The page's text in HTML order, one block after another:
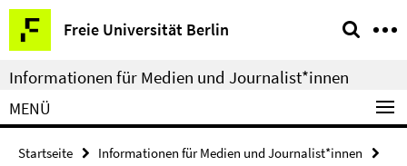
Springe
direkt
zu
Inhalt
Freie Universität Berlin
Service-
Navigation
Informationen für Medien und Journalist*innen
MENÜ
Startseite
Informationen für Medien und Journalist*innen